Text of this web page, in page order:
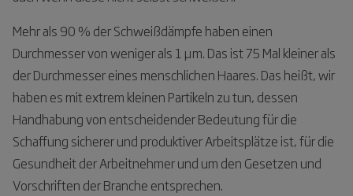
Mehr als 90 % der Schweißdämpfe haben einen
Durchmesser von weniger als 1 μm. Das ist 75 Mal kleiner als
der Durchmesser eines menschlichen Haares. Das heißt, wir
haben es mit extrem kleinen Partikeln zu tun, dessen
Handhabung von entscheidender Bedeutung für die
Schaffung sicherer und produktiver Arbeitsplätze ist, für die
Gesundheit der Arbeitnehmer und um den Gesetzen und
Vorschriften der Branche entsprechen.